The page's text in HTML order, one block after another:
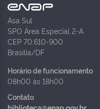
Asa Sul
SPO Área Especial 2-A
CEP 70.610-900
Brasília/DF
Horário de funcionamento
08h00 às 18h00
Contato